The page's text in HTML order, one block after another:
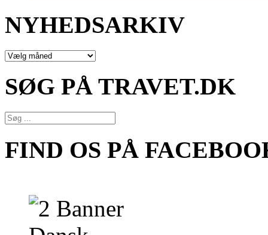
NYHEDSARKIV
NYHEDSARKIV
SØG PÅ TRAVET.DK
FIND OS PÅ